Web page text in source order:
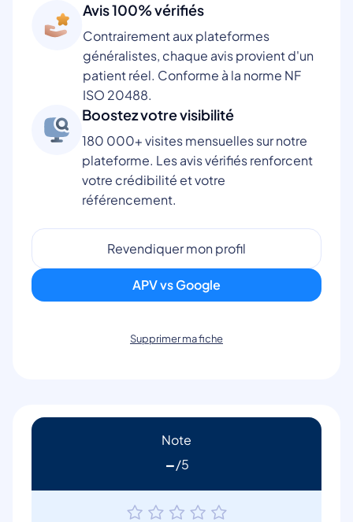
Avis 100% vérifiés
Contrairement aux plateformes
généralistes, chaque avis provient d'un
patient réel. Conforme à la norme NF
ISO 20488.
Boostez votre visibilité
180 000+ visites mensuelles sur notre
plateforme. Les avis vérifiés renforcent
votre crédibilité et votre
référencement.
Revendiquer mon profil
APV vs Google
Supprimer ma fiche
Note
-